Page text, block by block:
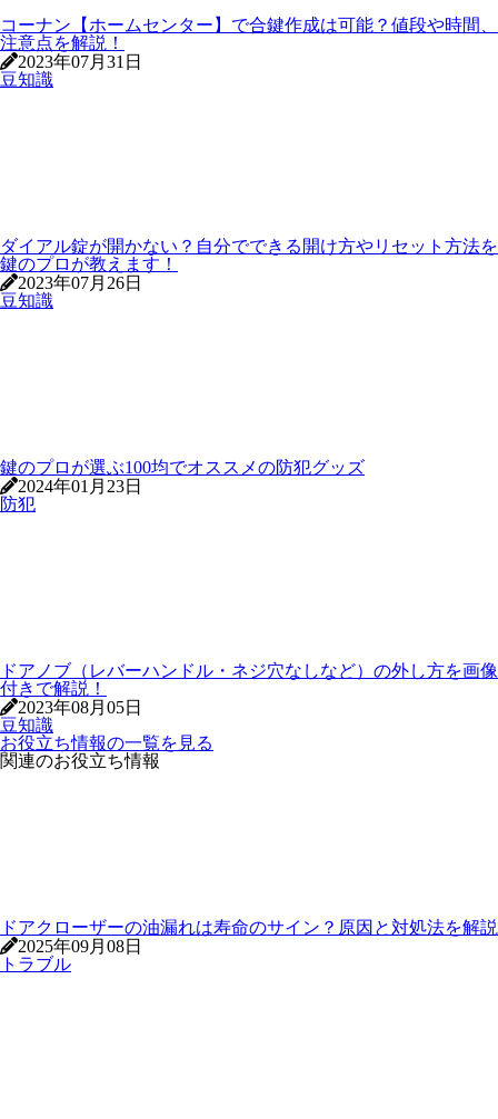
コーナン【ホームセンター】で合鍵作成は可能？値段や時間、
注意点を解説！
2023年07月31日
豆知識
ダイアル錠が開かない？自分でできる開け方やリセット方法を
鍵のプロが教えます！
2023年07月26日
豆知識
鍵のプロが選ぶ100均でオススメの防犯グッズ
2024年01月23日
防犯
ドアノブ（レバーハンドル・ネジ穴なしなど）の外し方を画像
付きで解説！
2023年08月05日
豆知識
お役立ち情報の一覧を見る
関連のお役立ち情報
ドアクローザーの油漏れは寿命のサイン？原因と対処法を解説
2025年09月08日
トラブル